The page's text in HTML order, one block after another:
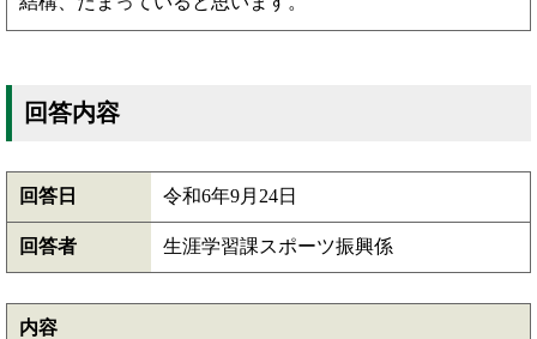
回答内容
回答日 令和6年9月24日
回答者 生涯学習課スポーツ振興係
内容